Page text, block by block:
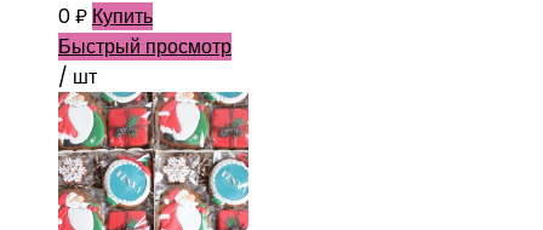
0₽ Купить
Быстрый просмотр
/ шт